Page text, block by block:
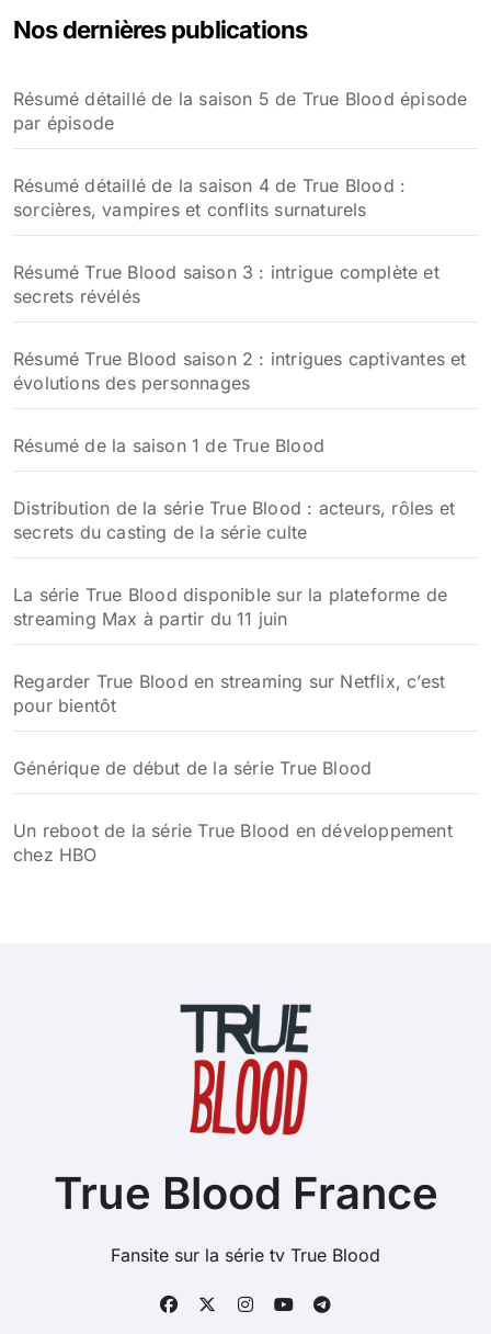
Nos dernières publications
Résumé détaillé de la saison 5 de True Blood épisode
par épisode
Résumé détaillé de la saison 4 de True Blood :
sorcières, vampires et conflits surnaturels
Résumé True Blood saison 3 : intrigue complète et
secrets révélés
Résumé True Blood saison 2 : intrigues captivantes et
évolutions des personnages
Résumé de la saison 1 de True Blood
Distribution de la série True Blood : acteurs, rôles et
secrets du casting de la série culte
La série True Blood disponible sur la plateforme de
streaming Max à partir du 11 juin
Regarder True Blood en streaming sur Netflix, c’est
pour bientôt
Générique de début de la série True Blood
Un reboot de la série True Blood en développement
chez HBO
True Blood France
Fansite sur la série tv True Blood